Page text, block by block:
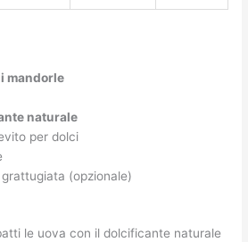
mandorle
naturale
per dolci
(opzionale)
le uova con il dolcificante naturale